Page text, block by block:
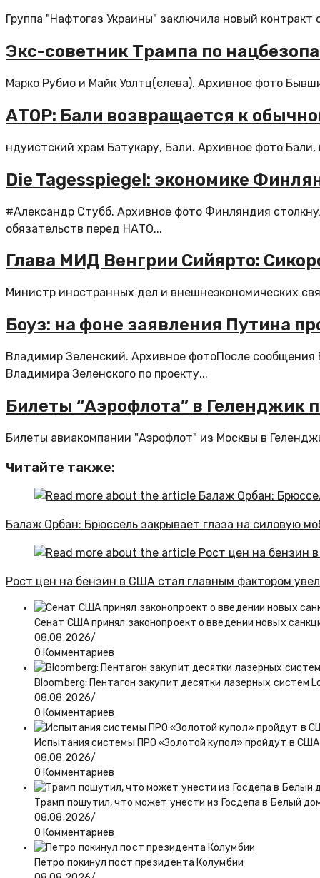
Группа "Нафтогаз Украины" заключила новый
Экс-советник Трампа по
Марко Рубио и Майк Уолтц(слева). Архивное фото
АТОР: Бали возвращается к
ндуистский храм Батукару, Бали. Архивное фото
Die Tagesspiegel: экономике
#Александр Стубб. Архивное фото Финляндия
обязательств перед НАТО...
Глава МИД Венгрии Сийярто:
Министр иностранных дел и внешнеэкономических
Боуз: на фоне заявления Путина
Владимир Зеленский. Архивное фотоПосле
Владимира Зеленского по проекту...
Билеты “Аэрофлота” в Геленджик
Билеты авиакомпании "Аэрофлот" из Москвы в
Читайте также:
Балаж Орбан: Брюссель закрывает глаза на силовую
Рост цен на бензин в США стал главным фактором
Сенат США принял законопроект о введении новых
08.08.2026/
0 Комментариев
Bloomberg: Пентагон закупит десятки лазерных систем
08.08.2026/
0 Комментариев
Испытания системы ПРО «Золотой купол» пройдут в
08.08.2026/
0 Комментариев
Трамп пошутил, что может унести из Госдепа в Белый
08.08.2026/
0 Комментариев
Петро покинул пост президента Колумбии